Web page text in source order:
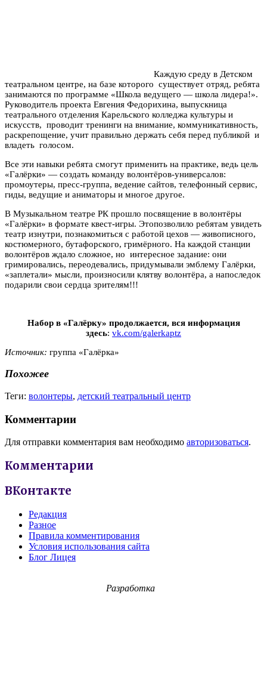
Каждую среду в Детском
театральном центре, на базе которого существует отряд, ребята
занимаются по программе «Школа ведущего — школа лидера!».
Руководитель проекта Евгения Федорихина, выпускница
театрального отделения Карельского колледжа культуры и
искусств, проводит тренинги на внимание, коммуникативность,
раскрепощение, учит правильно держать себя перед публикой и
владеть голосом.
Все эти навыки ребята смогут применить на практике, ведь цель
«Галёрки» — создать команду волонтёров-универсалов:
промоутеры, пресс-группа, ведение сайтов, телефонный сервис,
гиды, ведущие и аниматоры и многое другое.
В Музыкальном театре РК прошло посвящение в волонтёры
«Галёрки» в формате квест-игры. Этопозволило ребятам увидеть
театр изнутри, познакомиться с работой цехов — живописного,
костюмерного, бутафорского, гримёрного. На каждой станции
волонтёров ждало сложное, но интересное задание: они
гримировались, переодевались, придумывали эмблему Галёрки,
«заплетали» мысли, произносили клятву волонтёра, а напоследок
подарили свои сердца зрителям!!!
Набор в «Галёрку» продолжается, вся информация
здесь: vk.com/galerkaptz
Источник: группа «Галёрка»
Похожее
Теги: волонтеры, детский театральный центр
Комментарии
Для отправки комментария вам необходимо авторизоваться.
Комментарии
ВКонтакте
Редакция
Разное
Правила комментирования
Условия использования сайта
Блог Лицея
Разработка